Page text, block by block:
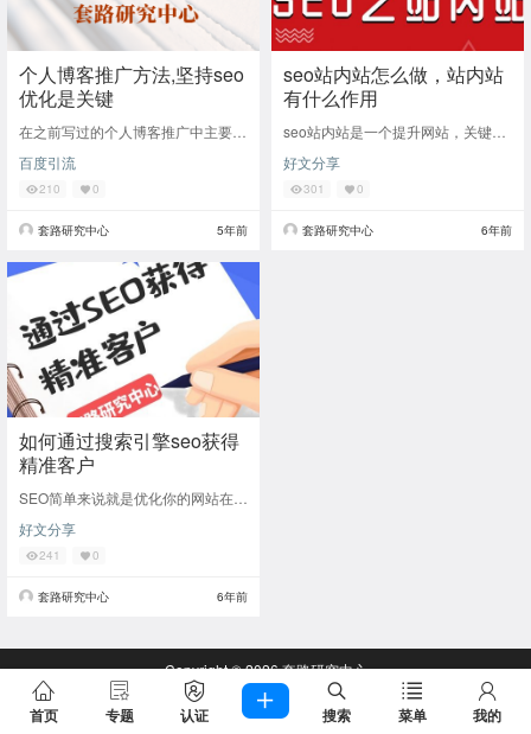
个人博客推广方法,坚持seo
优化是关键
在之前写过的个人博客推广中主要还
推广，那么本篇文章将会从seo优化
方法中继续分
百度引流
210 0
套路研究中心 5年前
seo站内站怎么做，站内站
有什么作用
seo站内站是一个提升网站，关键词
节省输出内容的时间的效果。 一：
站内站如何搭
好文分享
301 0
套路研究中心 6年前
如何通过搜索引擎seo获得
精准客户
SEO简单来说就是优化你的网站在搜
所获得的流量就会越多，因为排名靠
前就意味着你
好文分享
241 0
套路研究中心 6年前
Copyright © 2026套路研究中心
查询 70 次，耗时 0.3766 秒
首页 专题 认证 搜索 菜单 我的